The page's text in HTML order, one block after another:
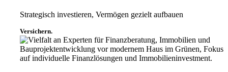
Strategisch investieren, Vermögen gezielt aufbauen
Versichern.